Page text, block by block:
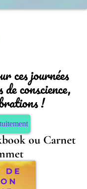
ces journées
conscience,
!
ou Carnet